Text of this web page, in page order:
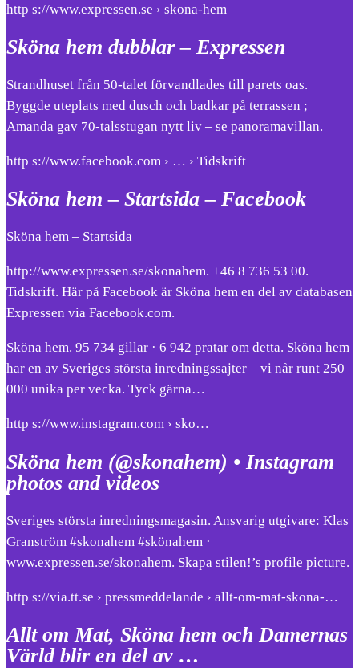
http s://www.expressen.se › skona-hem
Sköna hem dubblar – Expressen
Strandhuset från 50-talet förvandlades till parets oas.
Byggde uteplats med dusch och badkar på terrassen ;
Amanda gav 70-talsstugan nytt liv – se panoramavillan.
http s://www.facebook.com › … › Tidskrift
Sköna hem – Startsida – Facebook
Sköna hem – Startsida
http://www.expressen.se/skonahem. +46 8 736 53 00.
Tidskrift. Här på Facebook är Sköna hem en del av databasen
Expressen via Facebook.com.
Sköna hem. 95 734 gillar · 6 942 pratar om detta. Sköna hem
har en av Sveriges största inredningssajter – vi når runt 250
000 unika per vecka. Tyck gärna…
http s://www.instagram.com › sko…
Sköna hem (@skonahem) • Instagram
photos and videos
Sveriges största inredningsmagasin. Ansvarig utgivare: Klas
Granström #skonahem #skönahem ·
www.expressen.se/skonahem. Skapa stilen!’s profile picture.
http s://via.tt.se › pressmeddelande › allt-om-mat-skona-…
Allt om Mat, Sköna hem och Damernas
Värld blir en del av …